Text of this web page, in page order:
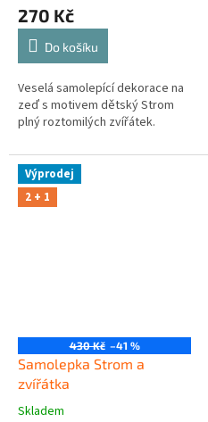
270 Kč
Do košíku
Veselá samolepící dekorace na
zeď s motivem dětský Strom
plný roztomilých zvířátek.
Výprodej
2 + 1
430 Kč –41 %
Samolepka Strom a
zvířátka
Skladem